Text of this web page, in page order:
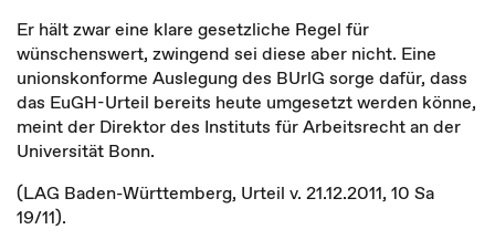
Er hält zwar eine klare gesetzliche Regel für
wünschenswert, zwingend sei diese aber nicht. Eine
unionskonforme Auslegung des BUrlG sorge dafür, dass
das EuGH-Urteil bereits heute umgesetzt werden könne,
meint der Direktor des Instituts für Arbeitsrecht an der
Universität Bonn.
(LAG Baden-Württemberg, Urteil v. 21.12.2011, 10 Sa
19/11).